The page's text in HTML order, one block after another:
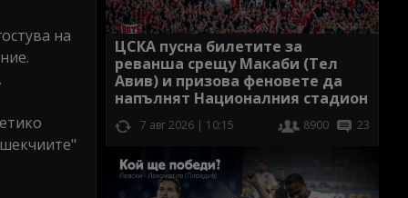
на
ЦСКА пусна билетите за
реванша срещу Макаби (Тел
Авив) и призова феновете да
напълнят Националния стадион
7 авг 2026 | 10:15 8900 23